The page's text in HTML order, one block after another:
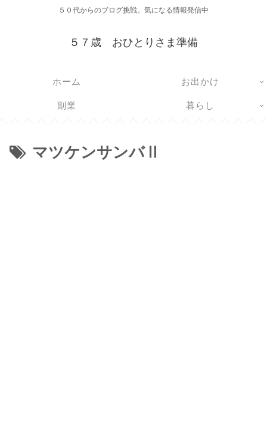
５０代からのブログ挑戦。気になる情報発信中
５７歳 おひとりさま準備
ホーム お出かけ
副業 暮らし
マツケンサンバⅡ